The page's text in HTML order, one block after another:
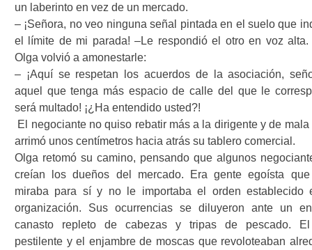
un laberinto en vez de un mercado.
– ¡Señora, no veo ninguna señal pintada en el suelo que
el límite de mi parada! –Le respondió el otro en voz alta.
Olga volvió a amonestarle:
– ¡Aquí se respetan los acuerdos de la asociación,
aquel que tenga más espacio de calle del que le
será multado! ¡¿Ha entendido usted?!
El negociante no quiso rebatir más a la dirigente y de mala
arrimó unos centímetros hacia atrás su tablero comercial.
Olga retomó su camino, pensando que algunos
creían los dueños del mercado. Era gente egoísta
miraba para sí y no le importaba el orden establecido
organización. Sus ocurrencias se diluyeron ante un
canasto repleto de cabezas y tripas de pescado.
pestilente y el enjambre de moscas que revoloteaban